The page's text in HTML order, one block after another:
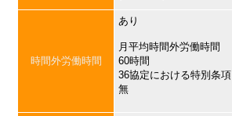
時間外労働時間
あり
月平均時間外労働時間
60時間
36協定における特別条項
無